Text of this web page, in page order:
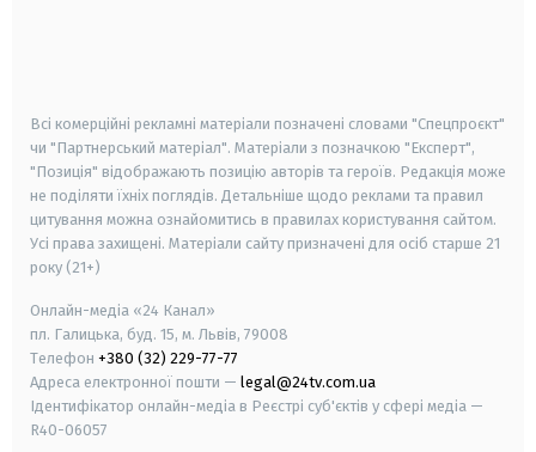
Всі комерційні рекламні матеріали позначені словами "Спецпроєкт"
чи "Партнерський матеріал". Матеріали з позначкою "Експерт",
"Позиція" відображають позицію авторів та героїв. Редакція може
не поділяти їхніх поглядів. Детальніше щодо реклами та правил
цитування можна ознайомитись в правилах користування сайтом.
Усі права захищені. Матеріали сайту призначені для осіб старше 21
року (21+)
Онлайн-медіа «24 Канал»
пл. Галицька, буд. 15, м. Львів, 79008
Телефон +380 (32) 229-77-77
Адреса електронної пошти — legal@24tv.com.ua
Ідентифікатор онлайн-медіа в Реєстрі суб'єктів у сфері медіа —
R40-06057